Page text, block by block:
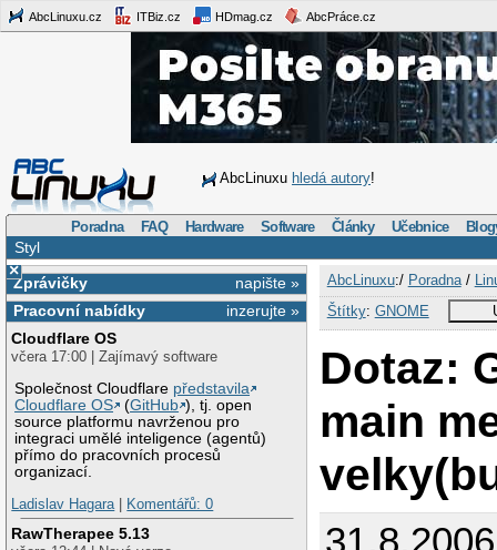
AbcLinuxu.cz ITBiz.cz HDmag.cz AbcPráce.cz
AbcLinuxu hledá autory!
Poradna FAQ Hardware Software Články Učebnice
Styl
×
napište »
Zprávičky
inzerujte »
Pracovní nabídky
Cloudflare OS
včera 17:00 | Zajímavý software
Společnost Cloudflare představila
Cloudflare OS
(GitHub ), tj. open
source platformu navrženou pro
integraci umělé inteligence (agentů)
přímo do pracovních procesů
organizací.
Ladislav Hagara| Komentářů: 0
RawTherapee 5.13
AbcLinuxu:/ Poradna/
Štítky: GNOME
Dotaz:
main